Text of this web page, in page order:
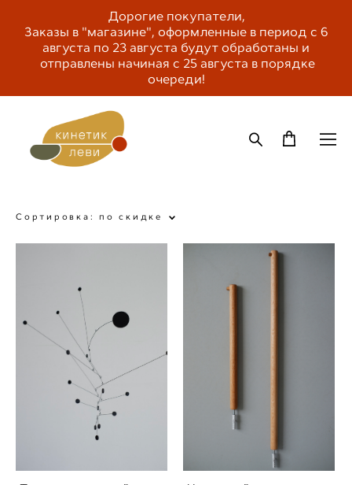
Дорогие покупатели,
Заказы в "магазине", оформленные в период с 6
августа по 23 августа будут обработаны и
отправлены начиная с 25 августа в порядке
очереди!
Сортировка: по скидке